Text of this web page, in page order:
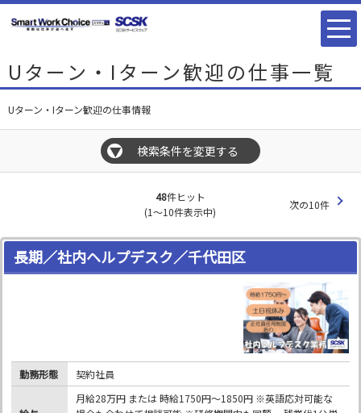
Uターン・Iターン歓迎の仕事一覧
Uターン・Iターン歓迎の仕事情報
▼ 検索条件を変更する
48件ヒット
(1～10件表示中)
次の10件
長期／社内ヘルプデスク／千代田区
勤務形態 契約社員
月給28万円 または 時給1750円～1850円 ※英語応対可能な